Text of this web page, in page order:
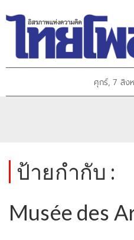
ศุกร์, 7 สิง
ป้ายกำกับ :
Musée des